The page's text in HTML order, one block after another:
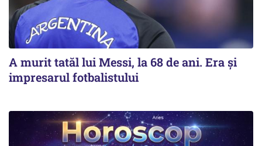
A murit tatăl lui Messi, la 68 de ani. Era și
impresarul fotbalistului